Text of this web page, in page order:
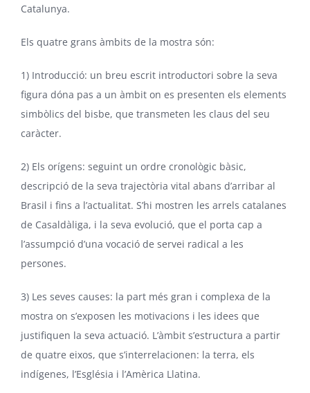
Catalunya.
Els quatre grans àmbits de la mostra són:
1) Introducció: un breu escrit introductori sobre la seva
figura dóna pas a un àmbit on es presenten els elements
simbòlics del bisbe, que transmeten les claus del seu
caràcter.
2) Els orígens: seguint un ordre cronològic bàsic,
descripció de la seva trajectòria vital abans d’arribar al
Brasil i fins a l’actualitat. S’hi mostren les arrels catalanes
de Casaldàliga, i la seva evolució, que el porta cap a
l’assumpció d’una vocació de servei radical a les
persones.
3) Les seves causes: la part més gran i complexa de la
mostra on s’exposen les motivacions i les idees que
justifiquen la seva actuació. L’àmbit s’estructura a partir
de quatre eixos, que s’interrelacionen: la terra, els
indígenes, l’Església i l’Amèrica Llatina.